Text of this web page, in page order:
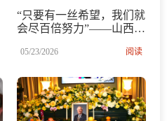
“只要有一丝希望，我们就
会尽百倍努力”——山西通
炸事故救援见闻
05/23/2026 阅读